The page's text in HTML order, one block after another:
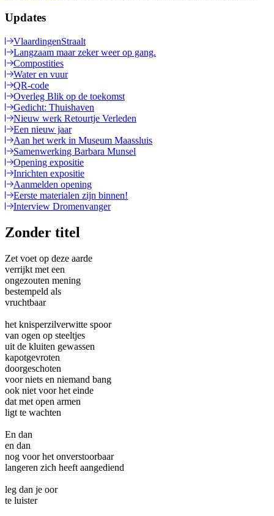
Updates
VlaardingenStraalt
Langzaam maar zeker weer op gang.
Compostities
Water en vuur
QR-code
Overleg Blik op de toekomst
Gedicht: Thuishaven
Nieuw werk Retourtje Verleden
Een nieuw jaar
Aan het werk in Museum Maassluis
Samenwerking Barbara Munsel
Opening expositie
Inrichten expositie
Aanmelden opening
Eerste materialen zijn binnen!
Interview Dromenvanger
Zonder titel
Zet voet op deze aarde
verrijkt met een
ongezouten mening
bestempeld als
vruchtbaar
het knisperzilverwitte spoor
van ogen op steeltjes
uit de kluiten gewassen
kapotgevroten
doorgeschoten
voor niets en niemand bang
ook niet voor het einde
dat met open armen
ligt te wachten
En dan
en dan
nog voor het onverstoorbaar
langeren zich heeft aangediend
leg dan je oor
te luister